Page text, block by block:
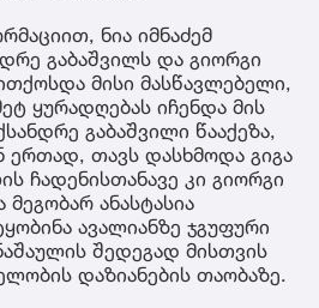
ნია იმნაძემ
გაბაშვილს და გიორგი
მისი მასწავლებელი,
ყურადღებას იჩენდა მის
გაბაშვილი წააქეზა,
ერთად, თავს დასხმოდა გიგა
ჩადენისთანავე კი გიორგი
ანასტასია
ავალიანზე ჯგუფური
შედეგად მისთვის
დაზიანების თაობაზე.